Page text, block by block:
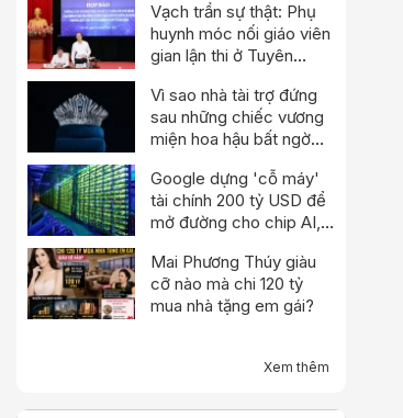
Vạch trần sự thật: Phụ
huynh móc nối giáo viên
gian lận thi ở Tuyên
Vì sao nhà tài trợ đứng
sau những chiếc vương
miện hoa hậu bất ngờ
động?
Google dựng 'cỗ máy'
tài chính 200 tỷ USD để
mở đường cho chip AI,
Mai Phương Thúy giàu
cỡ nào mà chi 120 tỷ
mua nhà tặng em gái?
Xem thêm